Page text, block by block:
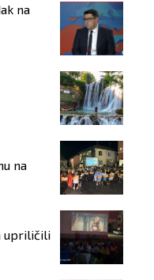
na
na
upriličili